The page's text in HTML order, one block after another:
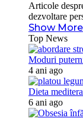
Articole
dezvoltare
Show More
Top News
Moduri
4 ani ago
Dieta
6 ani ago